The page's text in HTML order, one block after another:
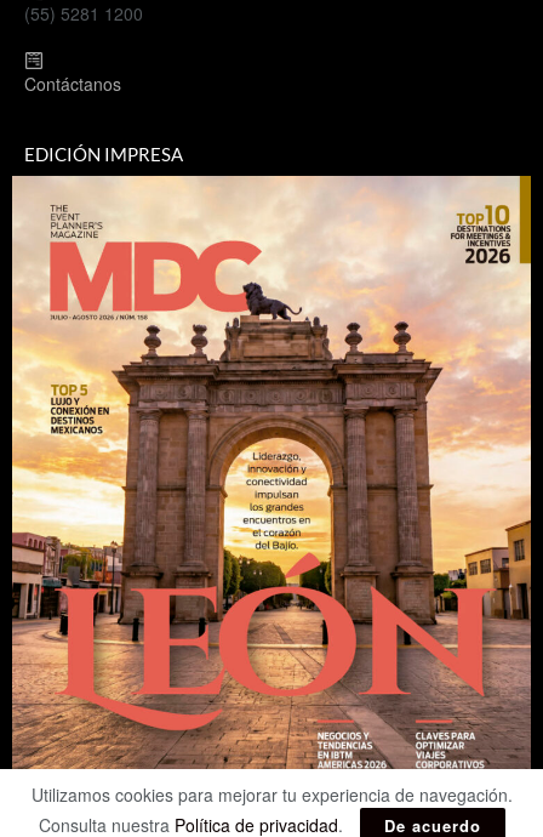
(55) 5281 1200
Contáctanos
EDICIÓN IMPRESA
Utilizamos cookies para mejorar tu experiencia de navegación.
Consulta nuestra Política de privacidad. De acuerdo